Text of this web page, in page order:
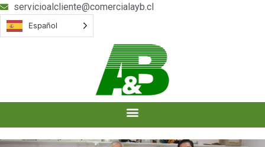
servicioalcliente@comercialayb.cl
Español